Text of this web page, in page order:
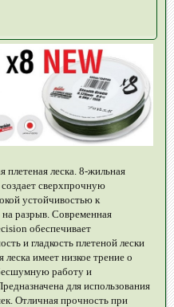
плетеная леска. 8-жильная
сверхпрочную
устойчивостью к
разрыв. Современная
обеспечивает
и гладкость плетеной лески
имеет низкое трение о
работу и
для использования
Отличная прочность при